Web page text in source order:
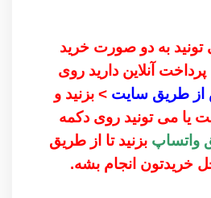
به دو صورت خرید
آنلاین دارید روی
طریق سایت> بزنید و
یا می تونید روی دکمه
واتساپ بزنید تا از طریق
خریدتون انجام بشه.